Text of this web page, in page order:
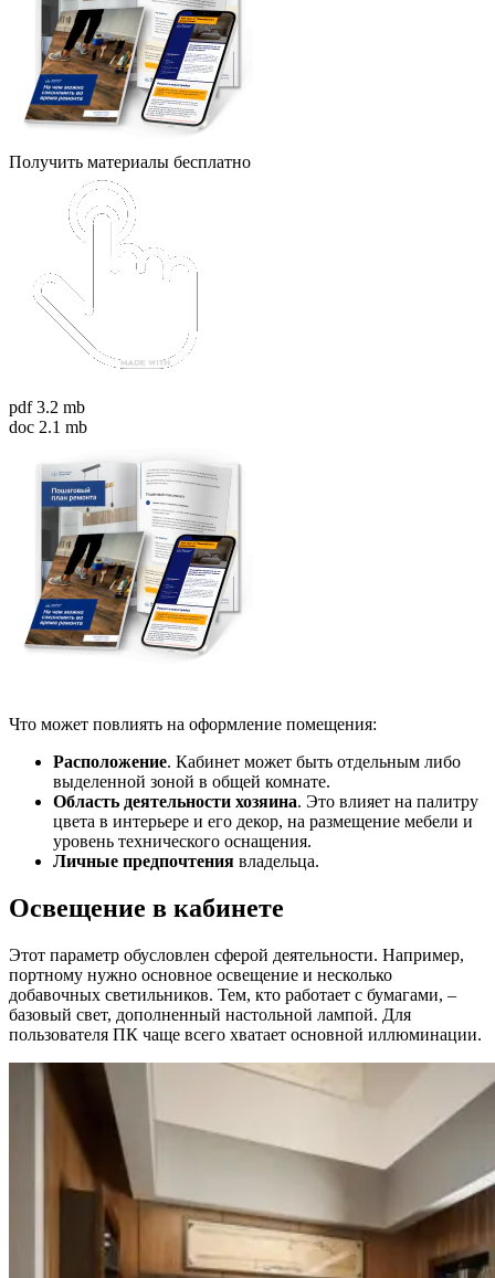
Получить материалы бесплатно
pdf 3.2 mb
doc 2.1 mb
Что может повлиять на оформление помещения:
Расположение. Кабинет может быть отдельным либо
выделенной зоной в общей комнате.
Область деятельности хозяина. Это влияет на палитру
цвета в интерьере и его декор, на размещение мебели и
уровень технического оснащения.
Личные предпочтения владельца.
Освещение в кабинете
Этот параметр обусловлен сферой деятельности. Например,
портному нужно основное освещение и несколько
добавочных светильников. Тем, кто работает с бумагами, –
базовый свет, дополненный настольной лампой. Для
пользователя ПК чаще всего хватает основной иллюминации.